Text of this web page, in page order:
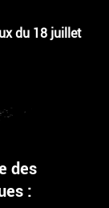
du 18 juillet
des
: